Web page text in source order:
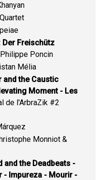
Der Freischütz
Poncin
Mélia
and the Caustic
Moment - Les
de l'ArbraZik #2
Monniot &
and the Deadbeats -
- Impureza - Mourir -